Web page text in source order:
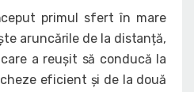
primul sfert în mare
aruncările de la distanță,
a reușit să conducă la
eficient și de la două